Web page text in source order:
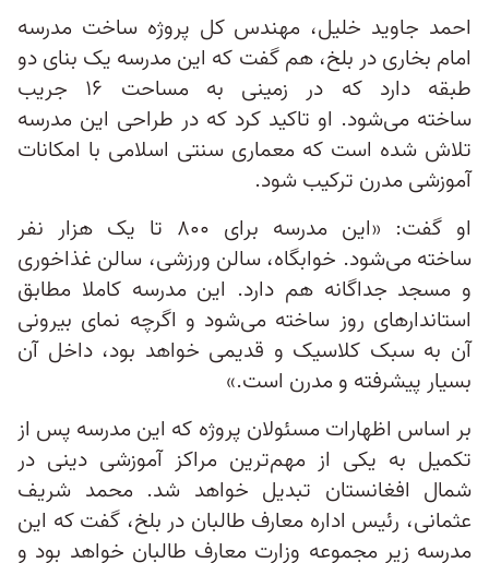
احمد جاوید خلیل، مهندس کل پروژه ساخت مدرسه
امام بخاری در بلخ، هم گفت که این مدرسه یک بنای دو
طبقه دارد که در زمینی به مساحت ۱۶ جریب
ساخته می‌شود. او تاکید کرد که در طراحی این مدرسه
تلاش شده است که معماری سنتی اسلامی با امکانات
آموزشی مدرن ترکیب شود.
او گفت: «این مدرسه برای ۸۰۰ تا یک هزار نفر
ساخته می‌شود. خوابگاه، سالن ورزشی، سالن غذاخوری
و مسجد جداگانه هم دارد. این مدرسه کاملا مطابق
استاندارهای روز ساخته می‌شود و اگرچه نمای بیرونی
آن به سبک کلاسیک و قدیمی خواهد بود، داخل آن
بسیار پیشرفته و مدرن است.»
بر اساس اظهارات مسئولان پروژه که این مدرسه پس از
تکمیل به یکی از مهم‌ترین مراکز آموزشی دینی در
شمال افغانستان تبدیل خواهد شد. محمد شریف
عثمانی، رئیس اداره معارف طالبان در بلخ، گفت که این
مدرسه زیر مجموعه وزارت معارف طالبان خواهد بود و